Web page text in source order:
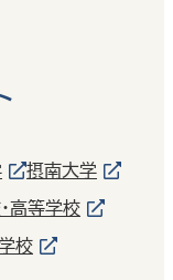
摂南大学
高等学校
校